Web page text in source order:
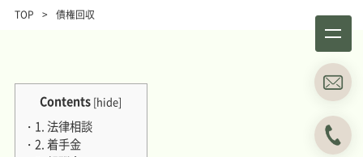
TOP > 債権回収
Contents [hide]
1.法律相談
2.着手金